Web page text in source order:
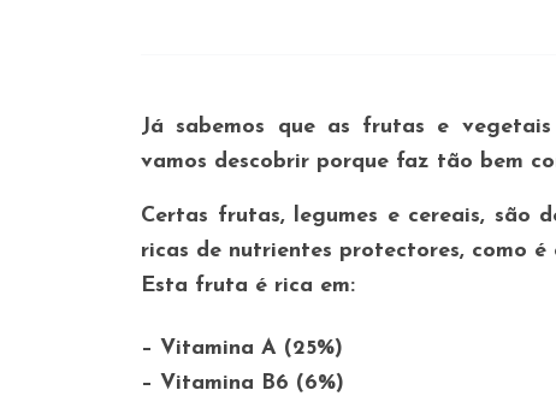
Já sabemos que as frutas e
vamos descobrir porque faz tão bem
Certas frutas, legumes e cereais, são
ricas de nutrientes protectores, como é
Esta fruta é rica em:
– Vitamina A (25%)
– Vitamina B6 (6%)